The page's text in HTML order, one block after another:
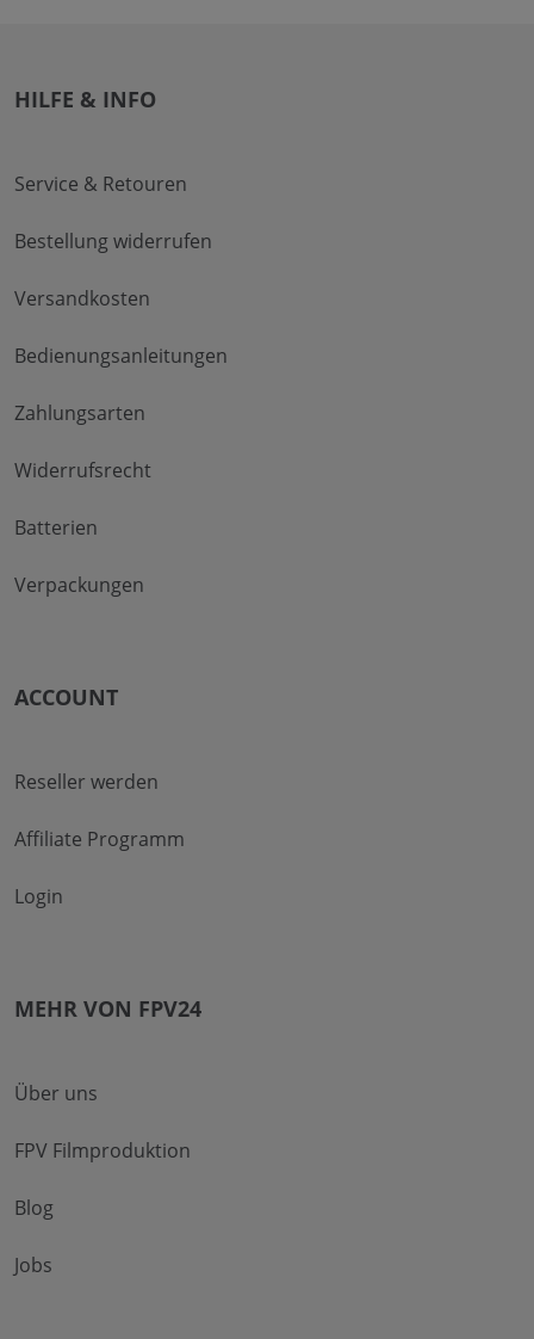
HILFE & INFO
Service & Retouren
Bestellung widerrufen
Versandkosten
Bedienungsanleitungen
Zahlungsarten
Widerrufsrecht
Batterien
Verpackungen
ACCOUNT
Reseller werden
Affiliate Programm
Login
MEHR VON FPV24
Über uns
FPV Filmproduktion
Blog
Jobs